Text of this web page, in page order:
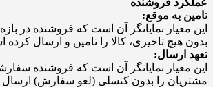
عملکرد فروشنده
تامین به موقع:
این معیار نمایانگر آن است که فروشنده در
بدون هیچ تاخیری، کالا را تامین و ارسال
تعهد ارسال:
این معیار نمایانگر آن است که فروشنده
مشتریان را بدون کنسلی (لغو سفارش)